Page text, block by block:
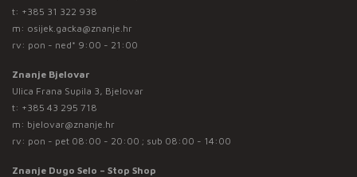
t: +385 31 322 938
m: osijek.gacka@znanje.hr
rv: pon - ned* 9:00 - 21:00
Znanje Bjelovar
Ulica Frana Supila 3, Bjelovar
t: +385 43 295 718
m: bjelovar@znanje.hr
rv: pon - pet 08:00 - 20:00 ; sub 08:00 - 14:00
Znanje Dugo Selo – Stop Shop